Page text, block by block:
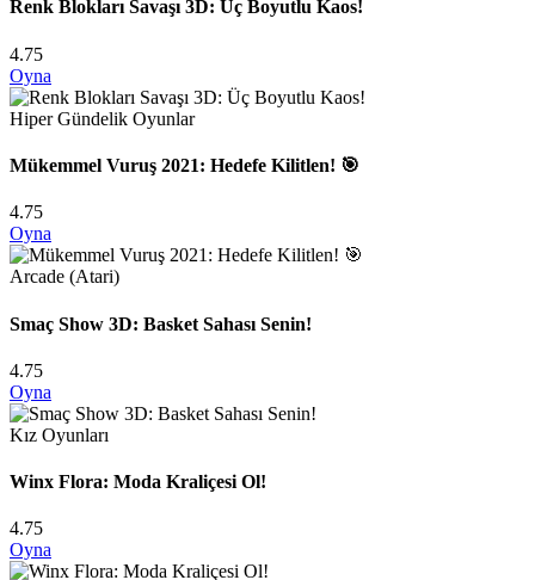
Renk Blokları Savaşı 3D: Üç Boyutlu Kaos!
4.75
Oyna
Hiper Gündelik Oyunlar
Mükemmel Vuruş 2021: Hedefe Kilitlen! 🎯
4.75
Oyna
Arcade (Atari)
Smaç Show 3D: Basket Sahası Senin!
4.75
Oyna
Kız Oyunları
Winx Flora: Moda Kraliçesi Ol!
4.75
Oyna